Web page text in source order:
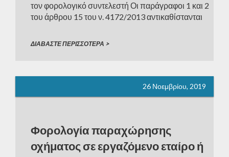
τον φορολογικό συντελεστή Οι παράγραφοι 1 και 2
του άρθρου 15 του ν. 4172/2013 αντικαθίστανται
μισθωτή εργασία και συντάξεις υποβάλλεται σε
ΔΙΑΒΑΣΤΕ ΠΕΡΙΣΣΟΤΕΡΑ >
26 Νοεμβρίου, 2019
Φορολογία παραχώρησης
οχήματος σε εργαζόμενο εταίρο ή